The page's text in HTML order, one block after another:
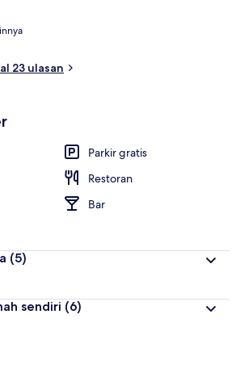
23 ulasan
Parkir gratis
Restoran
Bar
(5)
sendiri (6)